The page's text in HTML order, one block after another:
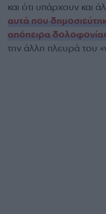
και ότι υπάρχουν και
αυτά που
απόπειρα
την άλλη πλευρά του